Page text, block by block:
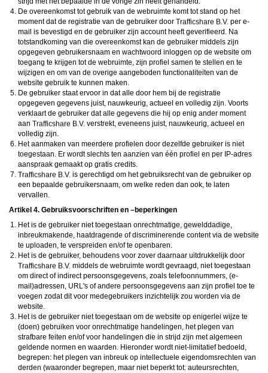
De overeenkomst tot gebruik van de webruimte komt tot stand op het
moment dat de registratie van de gebruiker door
per e-
mail is bevestigd en de gebruiker zijn account heeft geverifieerd. Na
totstandkoming van die overeenkomst kan de gebruiker middels zijn
opgegeven gebruikersnaam en wachtwoord inloggen op de website om
toegang te krijgen tot de webruimte, zijn profiel samen te stellen en te
wijzigen en om van de overige aangeboden functionaliteiten van de
website gebruik te kunnen maken.
De gebruiker staat ervoor in dat alle door hem bij de registratie
opgegeven gegevens juist, nauwkeurig, actueel en volledig zijn. Voorts
verklaart de gebruiker dat alle gegevens die hij op enig ander moment
aan
verstrekt, eveneens juist, nauwkeurig, actueel en
volledig zijn.
Het aanmaken van meerdere profielen door dezelfde gebruiker is niet
toegestaan. Er wordt slechts ten aanzien van één profiel en per IP-adres
aanspraak gemaakt op gratis credits.
is gerechtigd om het gebruiksrecht van de gebruiker op
een bepaalde gebruikersnaam, om welke reden dan ook, te laten
vervallen.
Artikel 4. Gebruiksvoorschriften en –beperkingen
Het is de gebruiker niet toegestaan onrechtmatige, gewelddadige,
inbreukmakende, haatdragende of discriminerende content via de website
te uploaden, te verspreiden en/of te openbaren.
Het is de gebruiker, behoudens voor zover daarnaar uitdrukkelijk door
middels de webruimte wordt gevraagd, niet toegestaan
om direct of indirect persoonsgegevens, zoals telefoonnummers, (e-
mail)adressen, URL's of andere persoonsgegevens aan zijn profiel toe te
voegen zodat dit voor medegebruikers inzichtelijk zou worden via de
website.
Het is de gebruiker niet toegestaan om de website op enigerlei wijze te
(doen) gebruiken voor onrechtmatige handelingen, het plegen van
strafbare feiten en/of voor handelingen die in strijd zijn met algemeen
geldende normen en waarden. Hieronder wordt niet-limitatief bedoeld,
begrepen: het plegen van inbreuk op intellectuele eigendomsrechten van
derden (waaronder begrepen, maar niet beperkt tot: auteursrechten,